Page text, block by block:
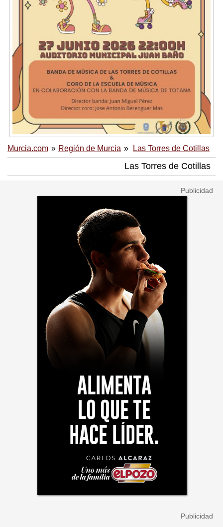
Murcia.com Región de Murcia Las Torres de Cotillas
Las Torres de Cotillas